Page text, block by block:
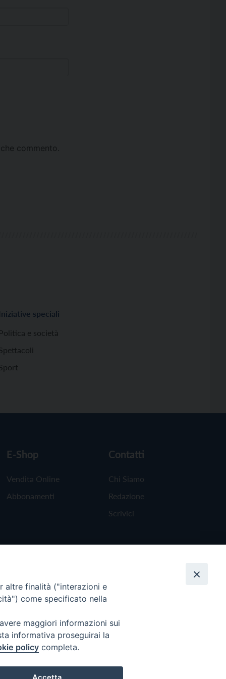
commento.
Iniziative speciali
Politica e società
E-Shop
Vendita Online
Abbonamenti
Contatti
Chi Siamo
Redazione
Scrivici
altre finalità ("interazioni e
come specificato nella
maggiori informazioni sui
informativa proseguirai la
policy completa.